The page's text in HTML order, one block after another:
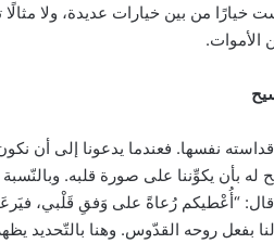
خيارًا من بين خيارات عديدة، ولا
الأموات.
نفسها. فعندما يدعونا إلى أن
بأن يكوِّننا على صورة قلبه. وبالنّسبة
بفعل روحه القدّوس. وهنا بالتّحديد